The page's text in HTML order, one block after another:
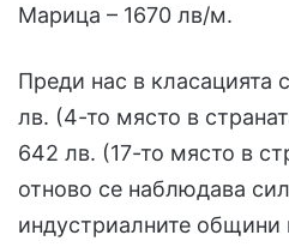
Марица – 1670 лв/м.
Преди нас в класацията
лв. (4-то място в
642 лв. (17-то място в
отново се наблюдава
индустриалните общини